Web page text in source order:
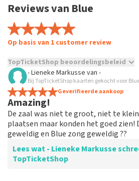
Reviews van Blue
Op basis van 1 customer review
TopTicketShop beoordelingsbeleid
TopTicketShop verzamelt reviews
niet mogelijk om een review achter te
tickets hebt aangeschaft bij
grof taalgebruik en/of onwaarheden
Het kan enkele weken duren voordat
geplaatst.
- Lieneke Markusse van -
Bij TopTicketShop kaarten gekocht voor
Geverifieerde aankoop
Amazing!
De zaal was niet te groot, niet te
plaatsen maar konden het goed zien!
geweldig en Blue zong geweldig ??
Lees wat - Lieneke Markusse schreef over
TopTicketShop